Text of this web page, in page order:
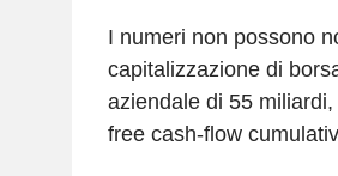
I numeri non possono
capitalizzazione di
aziendale di 55
free cash-flow